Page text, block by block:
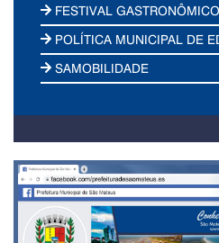
FESTIVAL GASTRONÔMICO
POLÍTICA MUNICIPAL DE
SAMOBILIDADE